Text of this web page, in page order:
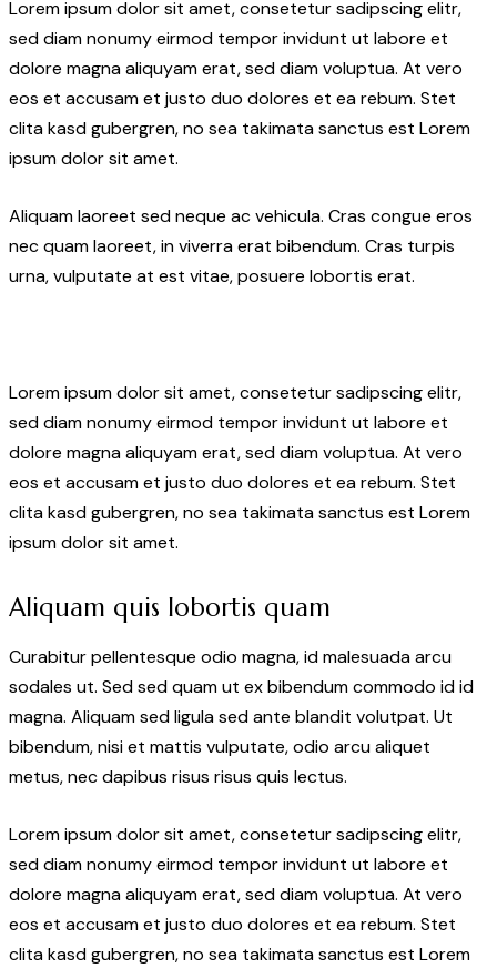
Lorem ipsum dolor sit amet, consetetur sadipscing elitr,
sed diam nonumy eirmod tempor invidunt ut labore et
dolore magna aliquyam erat, sed diam voluptua. At vero
eos et accusam et justo duo dolores et ea rebum. Stet
clita kasd gubergren, no sea takimata sanctus est Lorem
ipsum dolor sit amet.
Aliquam laoreet sed neque ac vehicula. Cras congue eros
nec quam laoreet, in viverra erat bibendum. Cras turpis
urna, vulputate at est vitae, posuere lobortis erat.
Lorem ipsum dolor sit amet, consetetur sadipscing elitr,
sed diam nonumy eirmod tempor invidunt ut labore et
dolore magna aliquyam erat, sed diam voluptua. At vero
eos et accusam et justo duo dolores et ea rebum. Stet
clita kasd gubergren, no sea takimata sanctus est Lorem
ipsum dolor sit amet.
Aliquam quis lobortis quam
Curabitur pellentesque odio magna, id malesuada arcu
sodales ut. Sed sed quam ut ex bibendum commodo id id
magna. Aliquam sed ligula sed ante blandit volutpat. Ut
bibendum, nisi et mattis vulputate, odio arcu aliquet
metus, nec dapibus risus risus quis lectus.
Lorem ipsum dolor sit amet, consetetur sadipscing elitr,
sed diam nonumy eirmod tempor invidunt ut labore et
dolore magna aliquyam erat, sed diam voluptua. At vero
eos et accusam et justo duo dolores et ea rebum. Stet
clita kasd gubergren, no sea takimata sanctus est Lorem